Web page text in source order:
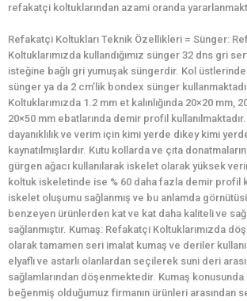
refakatçi koltuklarından azami oranda
Refakatçi Koltukları Teknik Özellikleri = Sünger:
Koltuklarımızda kullandığımız sünger 32 dns gri
isteğine bağlı gri yumuşak süngerdir. Kol
sünger ya da 2 cm’lik bondex sünger
Koltuklarımızda 1.2 mm et kalınlığında 20×20 mm,
20×50 mm ebatlarında demir profil
dayanıklılık ve verim için kimi yerde dikey kimi
kaynatılmışlardır. Kutu kollarda ve çıta
gürgen ağacı kullanılarak iskelet olarak yüksek
koltuk iskeletinde ise % 60 daha fazla demir profil
iskelet oluşumu sağlanmış ve bu anlamda
benzeyen ürünlerden kat ve kat daha kaliteli ve
sağlanmıştır. Kumaş: Refakatçi Koltuklarımızda
olarak tamamen seri imalat kumaş ve deriler
elyaflı ve astarlı olanlardan seçilerek suni deri
sağlamlarından döşenmektedir. Kumaş konusunda
beğenmiş olduğumuz firmanın ürünleri arasından